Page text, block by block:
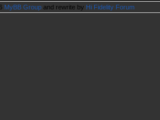
MyBB Group and rewrite by Hi Fidelity Forum